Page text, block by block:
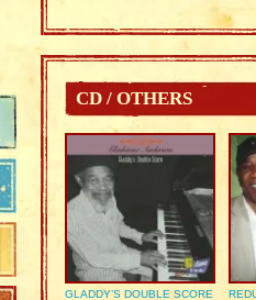
CD / OTHERS
GLADDY’S DOUBLE SCORE